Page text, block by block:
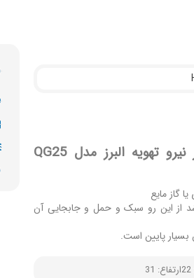
ویژگی های جت هیتر نیرو تهویه البرز مدل QG25
گاز مایع
از این رو سبک و حمل و جابجایی آن
پایین است.
ارتفاع: 31